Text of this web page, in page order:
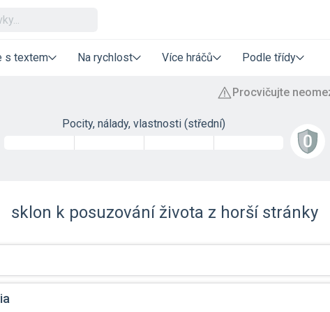
s textem Na rychlost Více hráčů Podle třídy
Pocity, nálady, vlastnosti (střední)
sklon k posuzování života z horší stránky